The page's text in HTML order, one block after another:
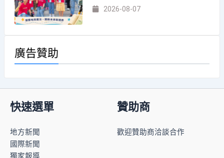
2026-08-07
廣告贊助
快速選單
地方新聞
國際新聞
獨家報導
贊助商
歡迎贊助商洽談合作